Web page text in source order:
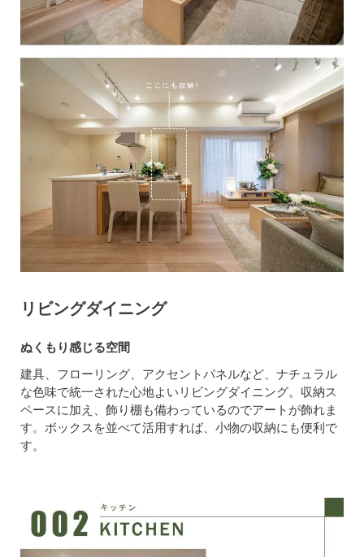
リビングダイニング
ぬくもり感じる空間
建具、フローリング、アクセントパネルなど、ナチュラル
な色味で統一された心地よいリビングダイニング。収納ス
ペースに加え、飾り棚も備わっているのでアートが飾れま
す。ボックスを並べて活用すれば、小物の収納にも便利で
す。